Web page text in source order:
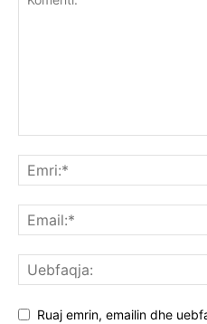
Ruaj emrin, emailin dhe